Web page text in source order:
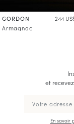
GORDON 244
Armagnac
et recevez
En savoir